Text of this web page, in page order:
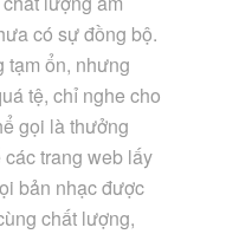
có sự đồng bộ.
tạm ổn, nhưng
tệ, chỉ nghe cho
gọi là thưởng
trang web lấy
bản nhạc được
chất lượng,